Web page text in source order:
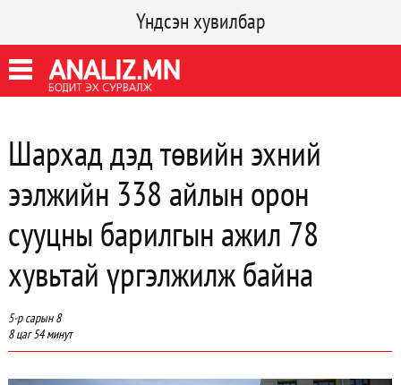
Үндсэн хувилбар
Шархад дэд төвийн эхний
ээлжийн 338 айлын орон
сууцны барилгын ажил 78
хувьтай үргэлжилж байна
5-р сарын 8
8 цаг 54 минут